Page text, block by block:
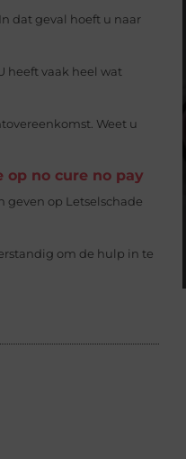
dat geval hoeft u naar
heeft vaak heel wat
Weet u
op no cure no pay
geven op Letselschade
om de hulp in te